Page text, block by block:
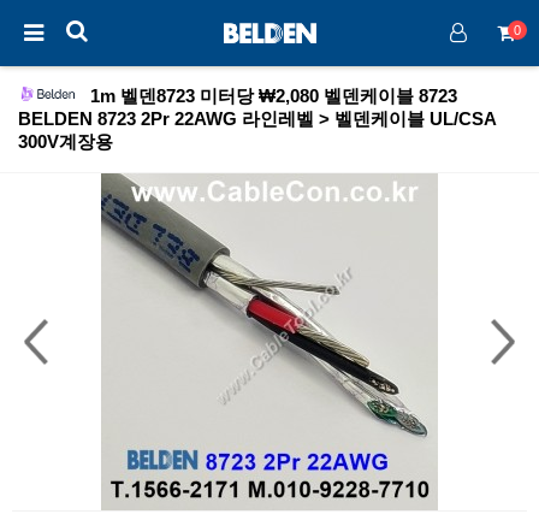
0
1m 벨덴8723 미터당 ₩2,080 벨덴케이블 8723
BELDEN 8723 2Pr 22AWG 라인레벨 > 벨덴케이블 UL/CSA
300V계장용